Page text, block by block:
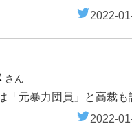
2022-
さん
「元暴力団員」と高裁
2022-